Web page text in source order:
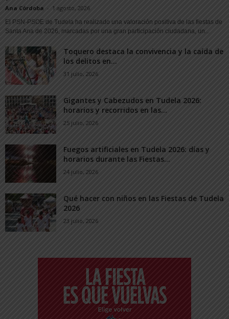
Ana Córdoba - 1 agosto, 2026
El PSN-PSOE de Tudela ha realizado una valoración positiva de las fiestas de
Santa Ana de 2026, marcadas por una gran participación ciudadana, un...
Toquero destaca la convivencia y la caída de
los delitos en...
31 julio, 2026
Gigantes y Cabezudos en Tudela 2026:
horarios y recorridos en las...
25 julio, 2026
Fuegos artificiales en Tudela 2026: días y
horarios durante las Fiestas...
24 julio, 2026
Qué hacer con niños en las Fiestas de Tudela
2026
23 julio, 2026